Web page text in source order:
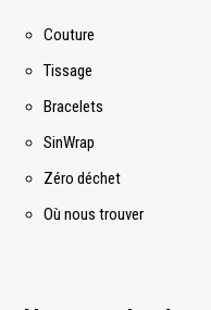
Couture
Tissage
Bracelets
SinWrap
Zéro déchet
Où nous trouver